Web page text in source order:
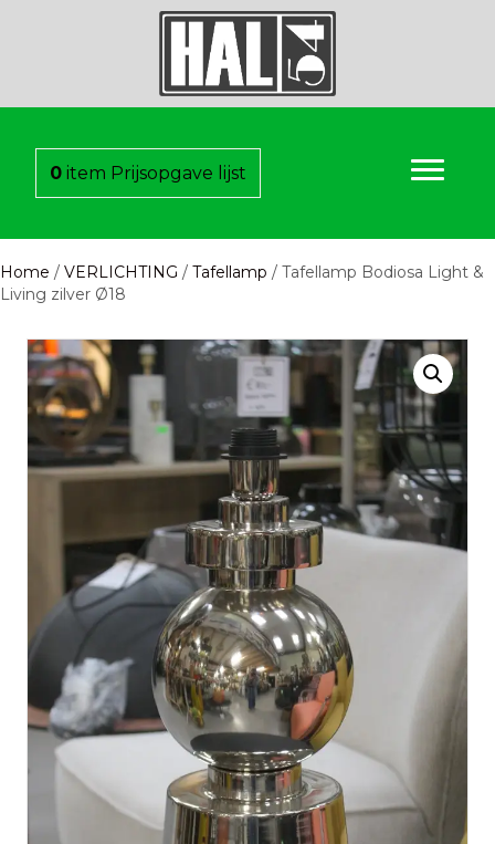
0 item Prijsopgave lijst
Home / VERLICHTING / Tafellamp / Tafellamp Bodiosa Light &
Living zilver Ø18